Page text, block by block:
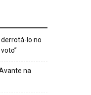
derrotá-lo no
na